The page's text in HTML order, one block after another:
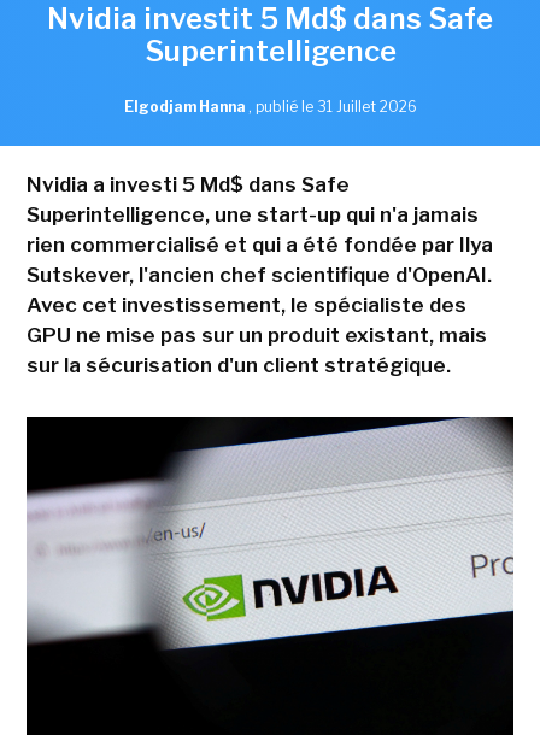
Nvidia investit 5 Md$ dans Safe
Superintelligence
Elgodjam Hanna , publié le 31 Juillet 2026
Nvidia a investi 5 Md$ dans Safe
Superintelligence, une start-up qui n'a jamais
rien commercialisé et qui a été fondée par Ilya
Sutskever, l'ancien chef scientifique d'OpenAI.
Avec cet investissement, le spécialiste des
GPU ne mise pas sur un produit existant, mais
sur la sécurisation d'un client stratégique.